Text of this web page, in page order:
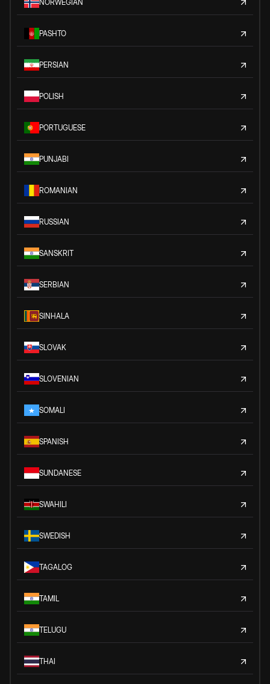
NORWEGIAN
PASHTO
PERSIAN
POLISH
PORTUGUESE
PUNJABI
ROMANIAN
RUSSIAN
SANSKRIT
SERBIAN
SINHALA
SLOVAK
SLOVENIAN
SOMALI
SPANISH
SUNDANESE
SWAHILI
SWEDISH
TAGALOG
TAMIL
TELUGU
THAI